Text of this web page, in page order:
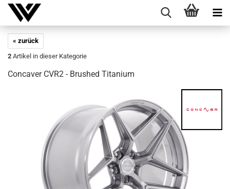
« zurück
2 Artikel in dieser Kategorie
Con­ca­ver CVR2 - Brushed Ti­ta­ni­um